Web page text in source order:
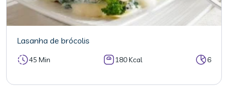
Lasanha de brócolis
45 Min 180 Kcal 6